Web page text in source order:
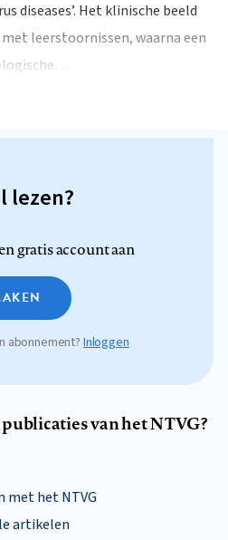
diseases’. Het klinische beeld
leerstoornissen, waarna een
lezen?
gratis account aan
abonnement? Inloggen
van het NTVG?
met het NTVG
artikelen